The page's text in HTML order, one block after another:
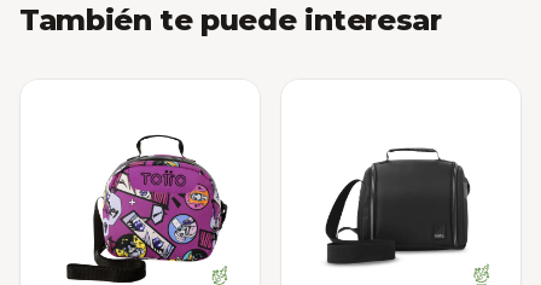
También te puede interesar